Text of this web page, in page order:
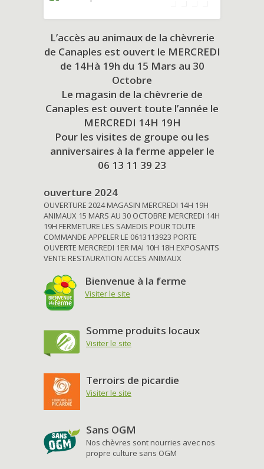
L’accès au animaux de la chèvrerie
de Canaples est ouvert le MERCREDI
de 14Hà 19h du 15 Mars au 30
Octobre
Le magasin de la chèvrerie de
Canaples est ouvert toute l’année le
MERCREDI 14H 19H
Pour les visites de groupe ou les
anniversaires à la ferme appeler le
06 13 11 39 23
ouverture 2024
OUVERTURE 2024 MAGASIN MERCREDI 14H 19H
ANIMAUX 15 MARS AU 30 OCTOBRE MERCREDI 14H
19H FERMETURE LES SAMEDIS POUR TOUTE
COMMANDE APPELER LE 0613113923 PORTE
OUVERTE MERCREDI 1ER MAI 10H 18H EXPOSANTS
VENTE RESTAURATION ACCES ANIMAUX
Bienvenue à la ferme
Visiter le site
Somme produits locaux
Visiter le site
Terroirs de picardie
Visiter le site
Sans OGM
Nos chèvres sont nourries avec nos
propre culture sans OGM